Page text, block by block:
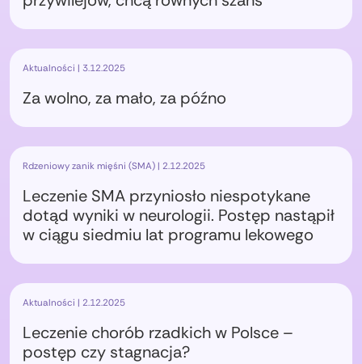
Aktualności | 3.12.2025
Za wolno, za mało, za późno
Rdzeniowy zanik mięśni (SMA) | 2.12.2025
Leczenie SMA przyniosło niespotykane
dotąd wyniki w neurologii. Postęp nastąpił
w ciągu siedmiu lat programu lekowego
Aktualności | 2.12.2025
Leczenie chorób rzadkich w Polsce –
postęp czy stagnacja?